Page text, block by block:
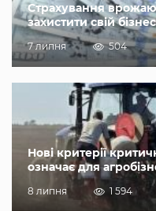
Страхування
захистити свій бізнес
7 липня 504
Нові критерії
означає для
8 липня 1 594